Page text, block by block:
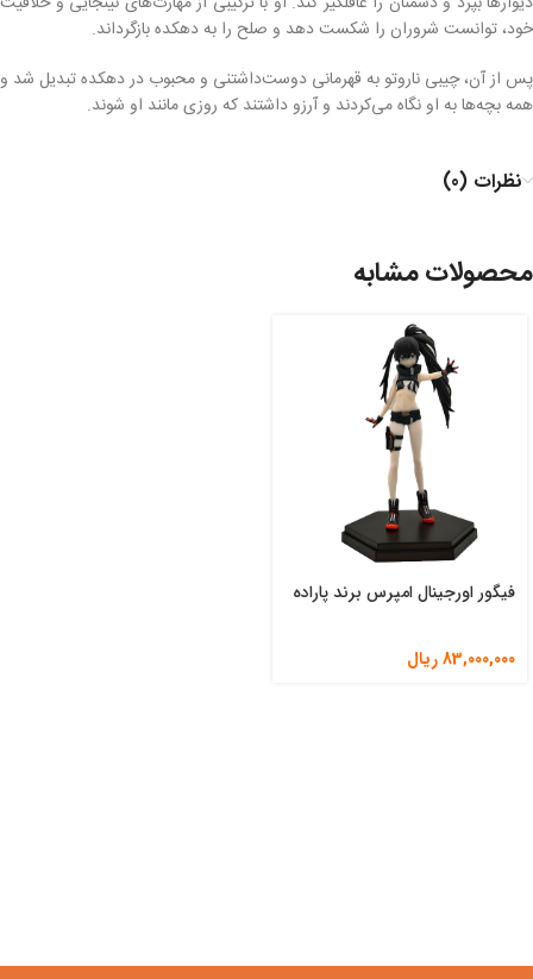
خود، توانست شروران را شکست دهد و صلح را به دهکده بازگرداند.
پس از آن، چیبی ناروتو به قهرمانی دوست‌داشتنی و محبوب در دهکده تبدیل شد و
همه بچه‌ها به او نگاه می‌کردند و آرزو داشتند که روزی مانند او شوند.
نظرات (0)
محصولات مشابه
فیگور اورجینال امپرس برند پاراده
83,000,000ریال